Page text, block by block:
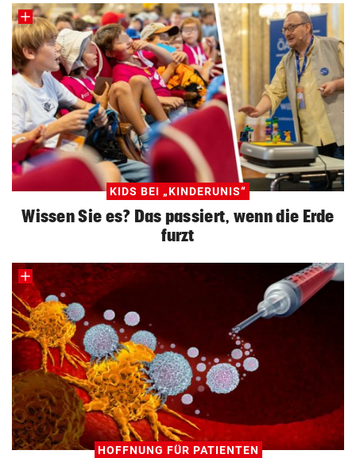
KIDS BEI „KINDERUNIS“
Wissen Sie es? Das passiert, wenn die Erde
furzt
HOFFNUNG FÜR PATIENTEN